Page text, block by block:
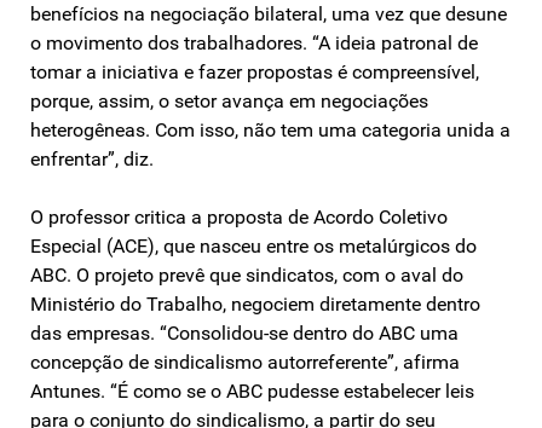
benefícios na negociação bilateral, uma vez que desune
o movimento dos trabalhadores. “A ideia patronal de
tomar a iniciativa e fazer propostas é compreensível,
porque, assim, o setor avança em negociações
heterogêneas. Com isso, não tem uma categoria unida a
enfrentar”, diz.
O professor critica a proposta de Acordo Coletivo
Especial (ACE), que nasceu entre os metalúrgicos do
ABC. O projeto prevê que sindicatos, com o aval do
Ministério do Trabalho, negociem diretamente dentro
das empresas. “Consolidou-se dentro do ABC uma
concepção de sindicalismo autorreferente”, afirma
Antunes. “É como se o ABC pudesse estabelecer leis
para o conjunto do sindicalismo, a partir do seu